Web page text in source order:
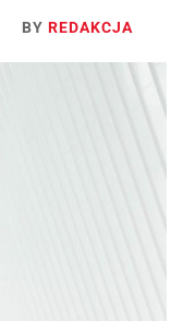
BY REDAKCJA